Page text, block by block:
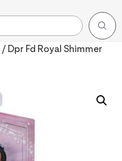
/ Dpr Fd Royal Shimmer